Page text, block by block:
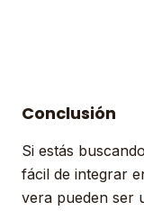
Conclusión
Si estás
fácil de integrar
vera pueden ser